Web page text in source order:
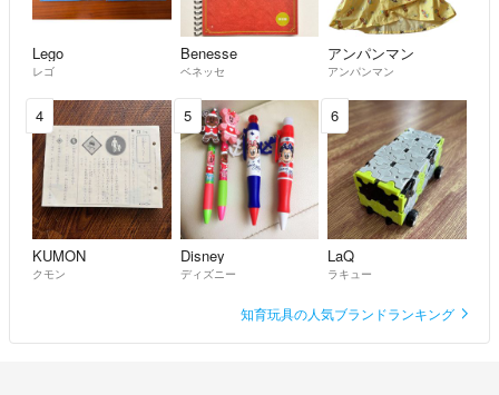
ださい。
見落としがあり、申し訳ありません。
出品者 - 2ヶ月前
コメント失礼します
購入したいのですが、可能でしょうか？
Ericka Balloons - 2ヶ月前
Lego
レゴ
Benesse
ベネッセ
アンパンマン
アンパンマン
4
KUMON
クモン
5
Disney
ディズニー
6
LaQ
ラキュー
知育玩具の人気ブランドランキング